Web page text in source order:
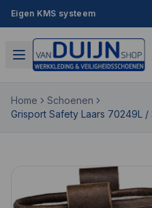
Eigen KMS systeem
Home
Schoenen
Grisport Safety Laars 70249L